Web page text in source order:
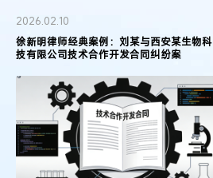
集成电路布图设计
传统文化 更多 >>
2026.02.10
徐新明律师经典案例：刘某与西安某生物科
技有限公司技术合作开发合同纠纷案